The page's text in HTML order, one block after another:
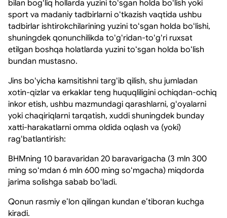
bilan bogʻliq hollarda yuzini toʻsgan holda boʻlish yoki
sport va madaniy tadbirlarni oʻtkazish vaqtida ushbu
tadbirlar ishtirokchilarining yuzini toʻsgan holda boʻlishi,
shuningdek qonunchilikda toʻgʻridan-toʻgʻri ruxsat
etilgan boshqa holatlarda yuzini toʻsgan holda boʻlish
bundan mustasno.
Jins boʻyicha kamsitishni targʻib qilish, shu jumladan
xotin-qizlar va erkaklar teng huquqliligini ochiqdan-ochiq
inkor etish, ushbu mazmundagi qarashlarni, gʻoyalarni
yoki chaqiriqlarni tarqatish, xuddi shuningdek bunday
xatti-harakatlarni omma oldida oqlash va (yoki)
ragʻbatlantirish:
BHMning 10 baravaridan 20 baravarigacha (3 mln 300
ming soʻmdan 6 mln 600 ming soʻmgacha) miqdorda
jarima solishga sabab boʻladi.
Qonun rasmiy eʼlon qilingan kundan eʼtiboran kuchga
kiradi.